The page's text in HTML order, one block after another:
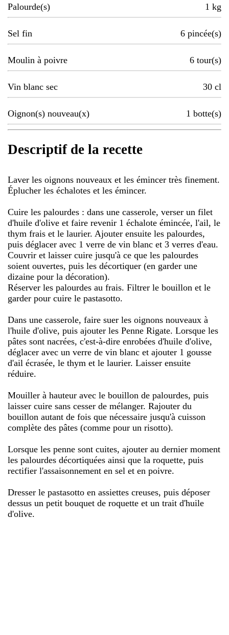
Palourde(s) 1 kg
Sel fin 6 pincée(s)
Moulin à poivre 6 tour(s)
Vin blanc sec 30 cl
Oignon(s) nouveau(x) 1 botte(s)
Descriptif de la recette
Laver les oignons nouveaux et les émincer très finement.
Éplucher les échalotes et les émincer.
Cuire les palourdes : dans une casserole, verser un filet
d'huile d'olive et faire revenir 1 échalote émincée, l'ail, le
thym frais et le laurier. Ajouter ensuite les palourdes,
puis déglacer avec 1 verre de vin blanc et 3 verres d'eau.
Couvrir et laisser cuire jusqu'à ce que les palourdes
soient ouvertes, puis les décortiquer (en garder une
dizaine pour la décoration).
Réserver les palourdes au frais. Filtrer le bouillon et le
garder pour cuire le pastasotto.
Dans une casserole, faire suer les oignons nouveaux à
l'huile d'olive, puis ajouter les Penne Rigate. Lorsque les
pâtes sont nacrées, c'est-à-dire enrobées d'huile d'olive,
déglacer avec un verre de vin blanc et ajouter 1 gousse
d'ail écrasée, le thym et le laurier. Laisser ensuite
réduire.
Mouiller à hauteur avec le bouillon de palourdes, puis
laisser cuire sans cesser de mélanger. Rajouter du
bouillon autant de fois que nécessaire jusqu'à cuisson
complète des pâtes (comme pour un risotto).
Lorsque les penne sont cuites, ajouter au dernier moment
les palourdes décortiquées ainsi que la roquette, puis
rectifier l'assaisonnement en sel et en poivre.
Dresser le pastasotto en assiettes creuses, puis déposer
dessus un petit bouquet de roquette et un trait d'huile
d'olive.